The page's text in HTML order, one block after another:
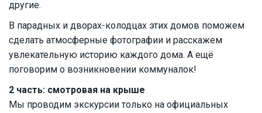
другие.
В парадных и дворах-колодцах этих домов поможем
сделать атмосферные фотографии и расскажем
увлекательную историю каждого дома. А ещё
поговорим о возникновении коммуналок!
2 часть: смотровая на крыше
Мы проводим экскурсии только на официальных